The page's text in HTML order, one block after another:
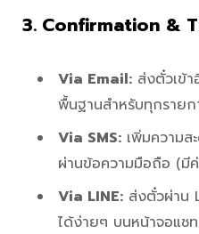
3. Confirmation &
Via Email: ส่งตั๋วเข้
พื้นฐานสำหรับทุกรายก
Via SMS: เพิ่มความ
ผ่านข้อความมือถือ (มี
Via LINE: ส่งตั๋วผ่าน
ได้ง่ายๆ บนหน้าจอแช